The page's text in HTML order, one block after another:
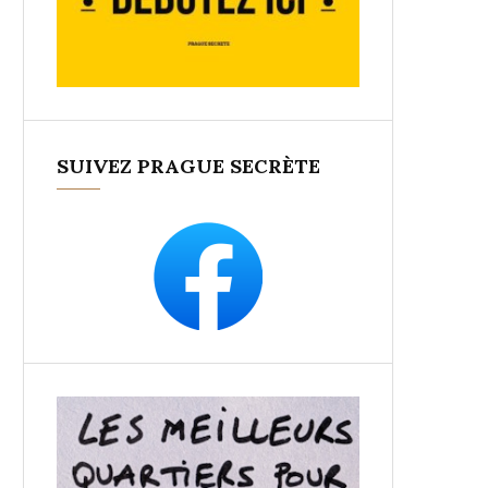
SUIVEZ PRAGUE SECRÈTE